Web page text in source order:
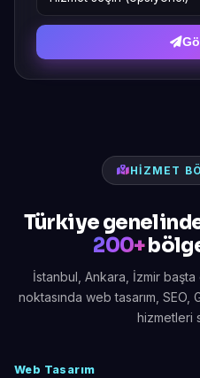
HIZMET
Türkiye
200+
İstanbul, Ankara, İzmir
noktasında web tasarım,
hizmetleri
Web Tasarım